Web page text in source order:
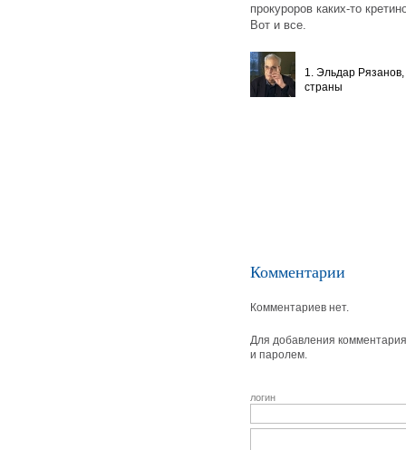
прокуроров каких-то
Вот и все.
1. Эльдар
страны
Комментарии
Комментариев нет.
Для добавления
и паролем.
логин